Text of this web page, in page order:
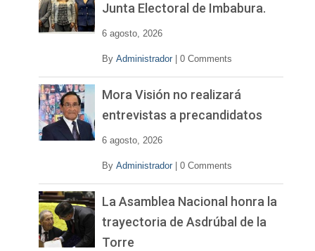
Junta Electoral de Imbabura.
6 agosto, 2026
By Administrador 0 Comments
Mora Visión no realizará
entrevistas a precandidatos
6 agosto, 2026
By Administrador 0 Comments
La Asamblea Nacional honra la
trayectoria de Asdrúbal de la
Torre